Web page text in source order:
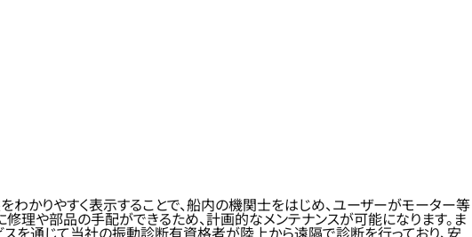
わかりやすく表示することで、船内の機関士をはじめ、ユーザーがモーター等
理や部品の手配ができるため、計画的なメンテナンスが可能になります。ま
を通じて当社の振動診断有資格者が陸上から遠隔で診断を行っており、安